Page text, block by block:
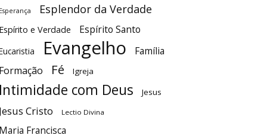
Esplendor da Verdade
e Verdade Espírito Santo
Evangelho
Família
Fé Igreja
com Deus Jesus
Cristo Lectio Divina
Francisca